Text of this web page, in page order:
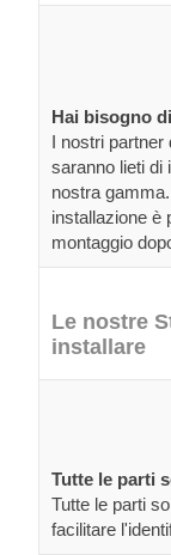
Hai bisogno
I nostri partner
saranno lieti di
nostra
installazione è
montaggio
Le nostre
installare
Tutte le parti
Tutte le parti
facilitare